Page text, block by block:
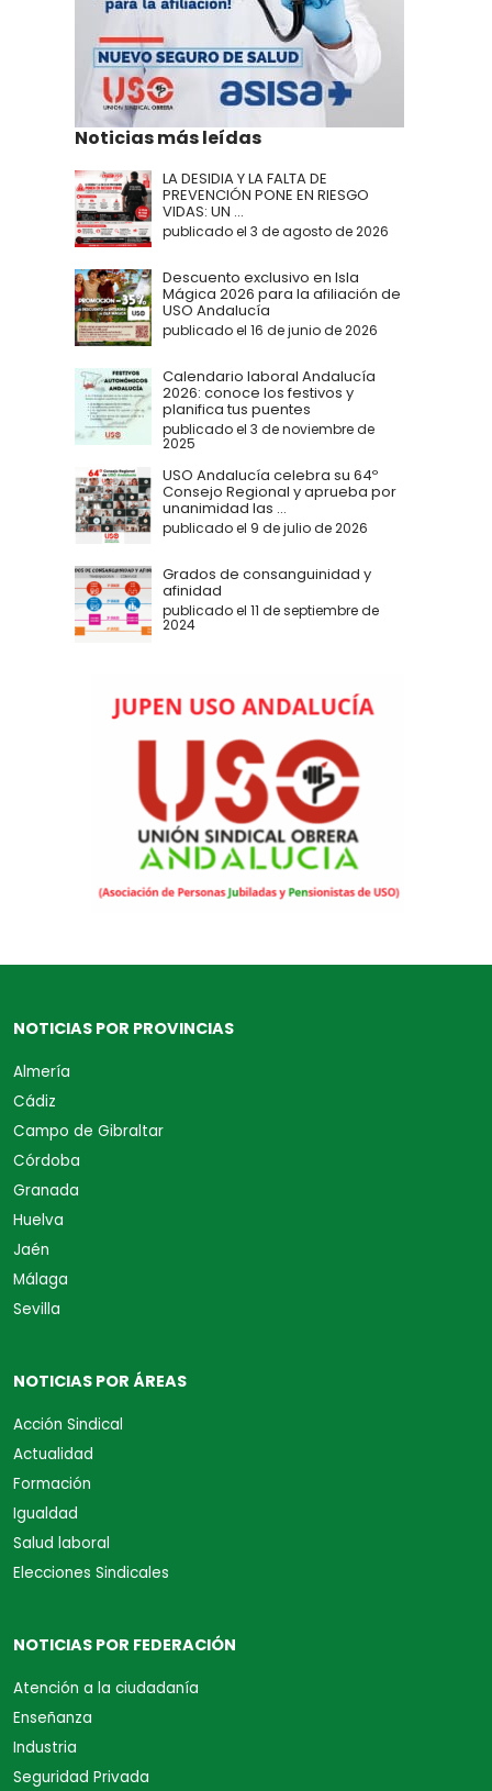
Noticias más leídas
LA DESIDIA Y LA FALTA DE
PREVENCIÓN PONE EN RIESGO
VIDAS: UN ...
publicado el 3 de agosto de 2026
Descuento exclusivo en Isla
Mágica 2026 para la afiliación de
USO Andalucía
publicado el 16 de junio de 2026
Calendario laboral Andalucía
2026: conoce los festivos y
planifica tus puentes
publicado el 3 de noviembre de
2025
USO Andalucía celebra su 64º
Consejo Regional y aprueba por
unanimidad las ...
publicado el 9 de julio de 2026
Grados de consanguinidad y
afinidad
publicado el 11 de septiembre de
2024
NOTICIAS POR PROVINCIAS
Almería
Cádiz
Campo de Gibraltar
Córdoba
Granada
Huelva
Jaén
Málaga
Sevilla
NOTICIAS POR ÁREAS
Acción Sindical
Actualidad
Formación
Igualdad
Salud laboral
Elecciones Sindicales
NOTICIAS POR FEDERACIÓN
Atención a la ciudadanía
Enseñanza
Industria
Seguridad Privada